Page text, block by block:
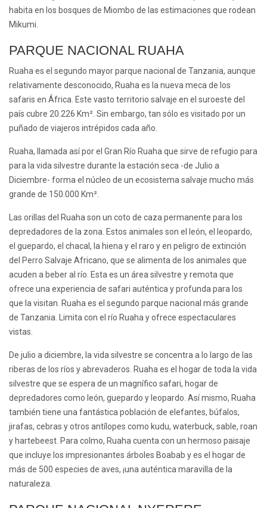
habita en los bosques de Miombo de las estimaciones que rodean
Mikumi.
PARQUE NACIONAL RUAHA
Ruaha es el segundo mayor parque nacional de Tanzania, aunque
relativamente desconocido, Ruaha es la nueva meca de los
safaris en África. Este vasto territorio salvaje en el suroeste del
país cubre 20.226 Km². Sin embargo, tan sólo es visitado por un
puñado de viajeros intrépidos cada año.
Ruaha, llamada así por el Gran Río Ruaha que sirve de refugio para
para la vida silvestre durante la estación seca -de Julio a
Diciembre- forma el núcleo de un ecosistema salvaje mucho más
grande de 150.000 Km².
Las orillas del Ruaha son un coto de caza permanente para los
depredadores de la zona. Estos animales son el león, el leopardo,
el guepardo, el chacal, la hiena y el raro y en peligro de extinción
del Perro Salvaje Africano, que se alimenta de los animales que
acuden a beber al río. Esta es un área silvestre y remota que
ofrece una experiencia de safari auténtica y profunda para los
que la visitan. Ruaha es el segundo parque nacional más grande
de Tanzania . Limita con el río Ruaha y ofrece espectaculares
vistas.
De julio a diciembre, la vida silvestre se concentra a lo largo de las
riberas de los ríos y abrevaderos. Ruaha es el hogar de toda la vida
silvestre que se espera de un magnífico safari, hogar de
depredadores como león, guepardo y leopardo. Así mismo, Ruaha
también tiene una fantástica población de elefantes, búfalos,
jirafas, cebras y otros antílopes como kudu, waterbuck, sable, roan
y hartebeest. Para colmo, Ruaha cuenta con un hermoso paisaje
que incluye los impresionantes árboles Boabab y es el hogar de
más de 500 especies de aves, ¡una auténtica maravilla de la
naturaleza.